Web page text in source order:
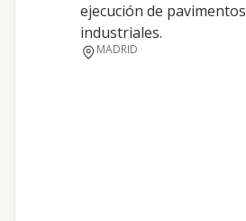
ejecución de pavimentos
industriales.
MADRID